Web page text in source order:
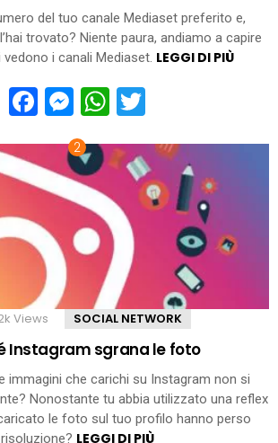
del tuo canale Mediaset preferito e,
trovato? Niente paura, andiamo a capire
i canali Mediaset. LEGGI DI PIÙ
Facebook
Messenger
WhatsApp
Views SOCIAL NETWORK
Instagram sgrana le foto
immagini che carichi su Instagram non si
Nonostante tu abbia utilizzato una reflex
le foto sul tuo profilo hanno perso
risoluzione? LEGGI DI PIÙ